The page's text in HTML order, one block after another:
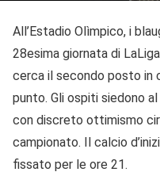
All’Estadio Olìmpico, i
28esima giornata di
cerca il secondo posto in
punto. Gli ospiti siedono
con discreto ottimismo
campionato. Il calcio
fissato per le ore 21.